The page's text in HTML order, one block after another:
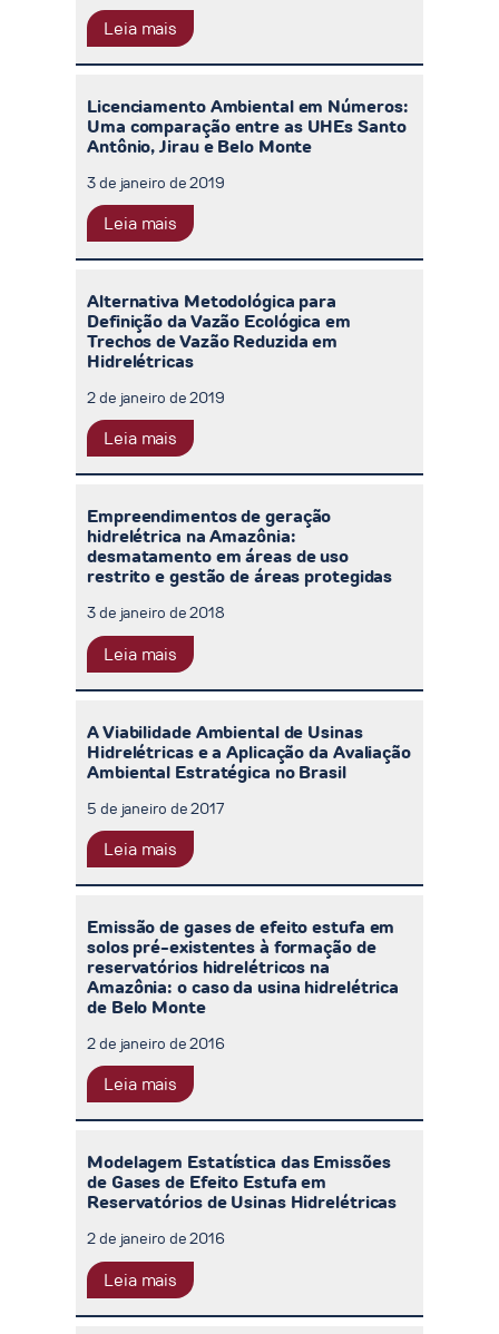
Leia mais
Licenciamento Ambiental em Números:
Uma comparação entre as UHEs Santo
Antônio, Jirau e Belo Monte
3 de janeiro de 2019
Leia mais
Alternativa Metodológica para
Definição da Vazão Ecológica em
Trechos de Vazão Reduzida em
Hidrelétricas
2 de janeiro de 2019
Leia mais
Empreendimentos de geração
hidrelétrica na Amazônia:
desmatamento em áreas de uso
restrito e gestão de áreas protegidas
3 de janeiro de 2018
Leia mais
A Viabilidade Ambiental de Usinas
Hidrelétricas e a Aplicação da Avaliação
Ambiental Estratégica no Brasil
5 de janeiro de 2017
Leia mais
Emissão de gases de efeito estufa em
solos pré-existentes à formação de
reservatórios hidrelétricos na
Amazônia: o caso da usina hidrelétrica
de Belo Monte
2 de janeiro de 2016
Leia mais
Modelagem Estatística das Emissões
de Gases de Efeito Estufa em
Reservatórios de Usinas Hidrelétricas
2 de janeiro de 2016
Leia mais